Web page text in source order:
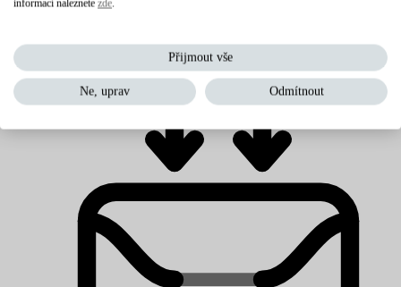
informací naleznete zde.
Přijmout vše
Ne, uprav Odmítnout